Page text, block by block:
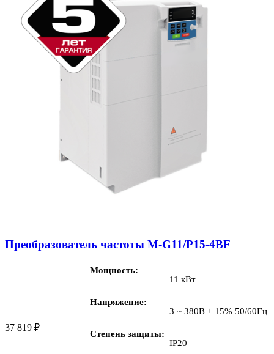
Преобразователь частоты M-G11/P15-4BF
37 819 ₽
Мощность
11 кВт
Напряжение
3 ~ 380В ± 15% 50/60Гц
Степень защиты
IP20